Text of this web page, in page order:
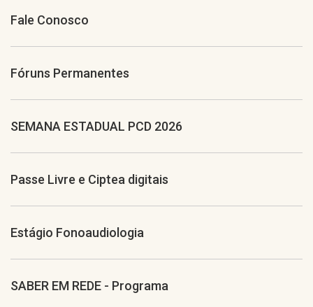
Fale Conosco
Fóruns Permanentes
SEMANA ESTADUAL PCD 2026
Passe Livre e Ciptea digitais
Estágio Fonoaudiologia
SABER EM REDE - Programa